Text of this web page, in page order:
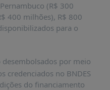
(R$ 300
400 milhões), R$ 800
para o
desembolsados por meio
credenciados no BNDES
do financiamento